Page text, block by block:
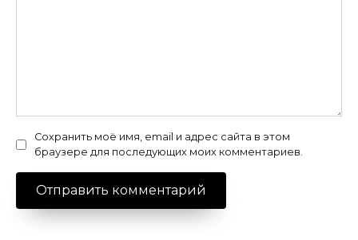
Сохранить моё имя, email и адрес сайта в этом
браузере для последующих моих комментариев.